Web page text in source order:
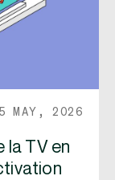
MAY, 2026
la TV en